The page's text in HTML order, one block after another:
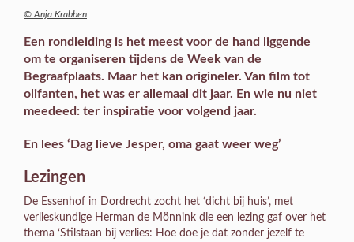
© Anja Krabben
Een rondleiding is het meest voor de hand liggende
om te organiseren tijdens de Week van de
Begraafplaats. Maar het kan origineler. Van film tot
olifanten, het was er allemaal dit jaar. En wie nu niet
meedeed: ter inspiratie voor volgend jaar.
En lees ‘Dag lieve Jesper, oma gaat weer weg’
Lezingen
De Essenhof in Dordrecht zocht het ‘dicht bij huis’, met
verlieskundige Herman de Mönnink die een lezing gaf over het
thema ‘Stilstaan bij verlies: Hoe doe je dat zonder jezelf te